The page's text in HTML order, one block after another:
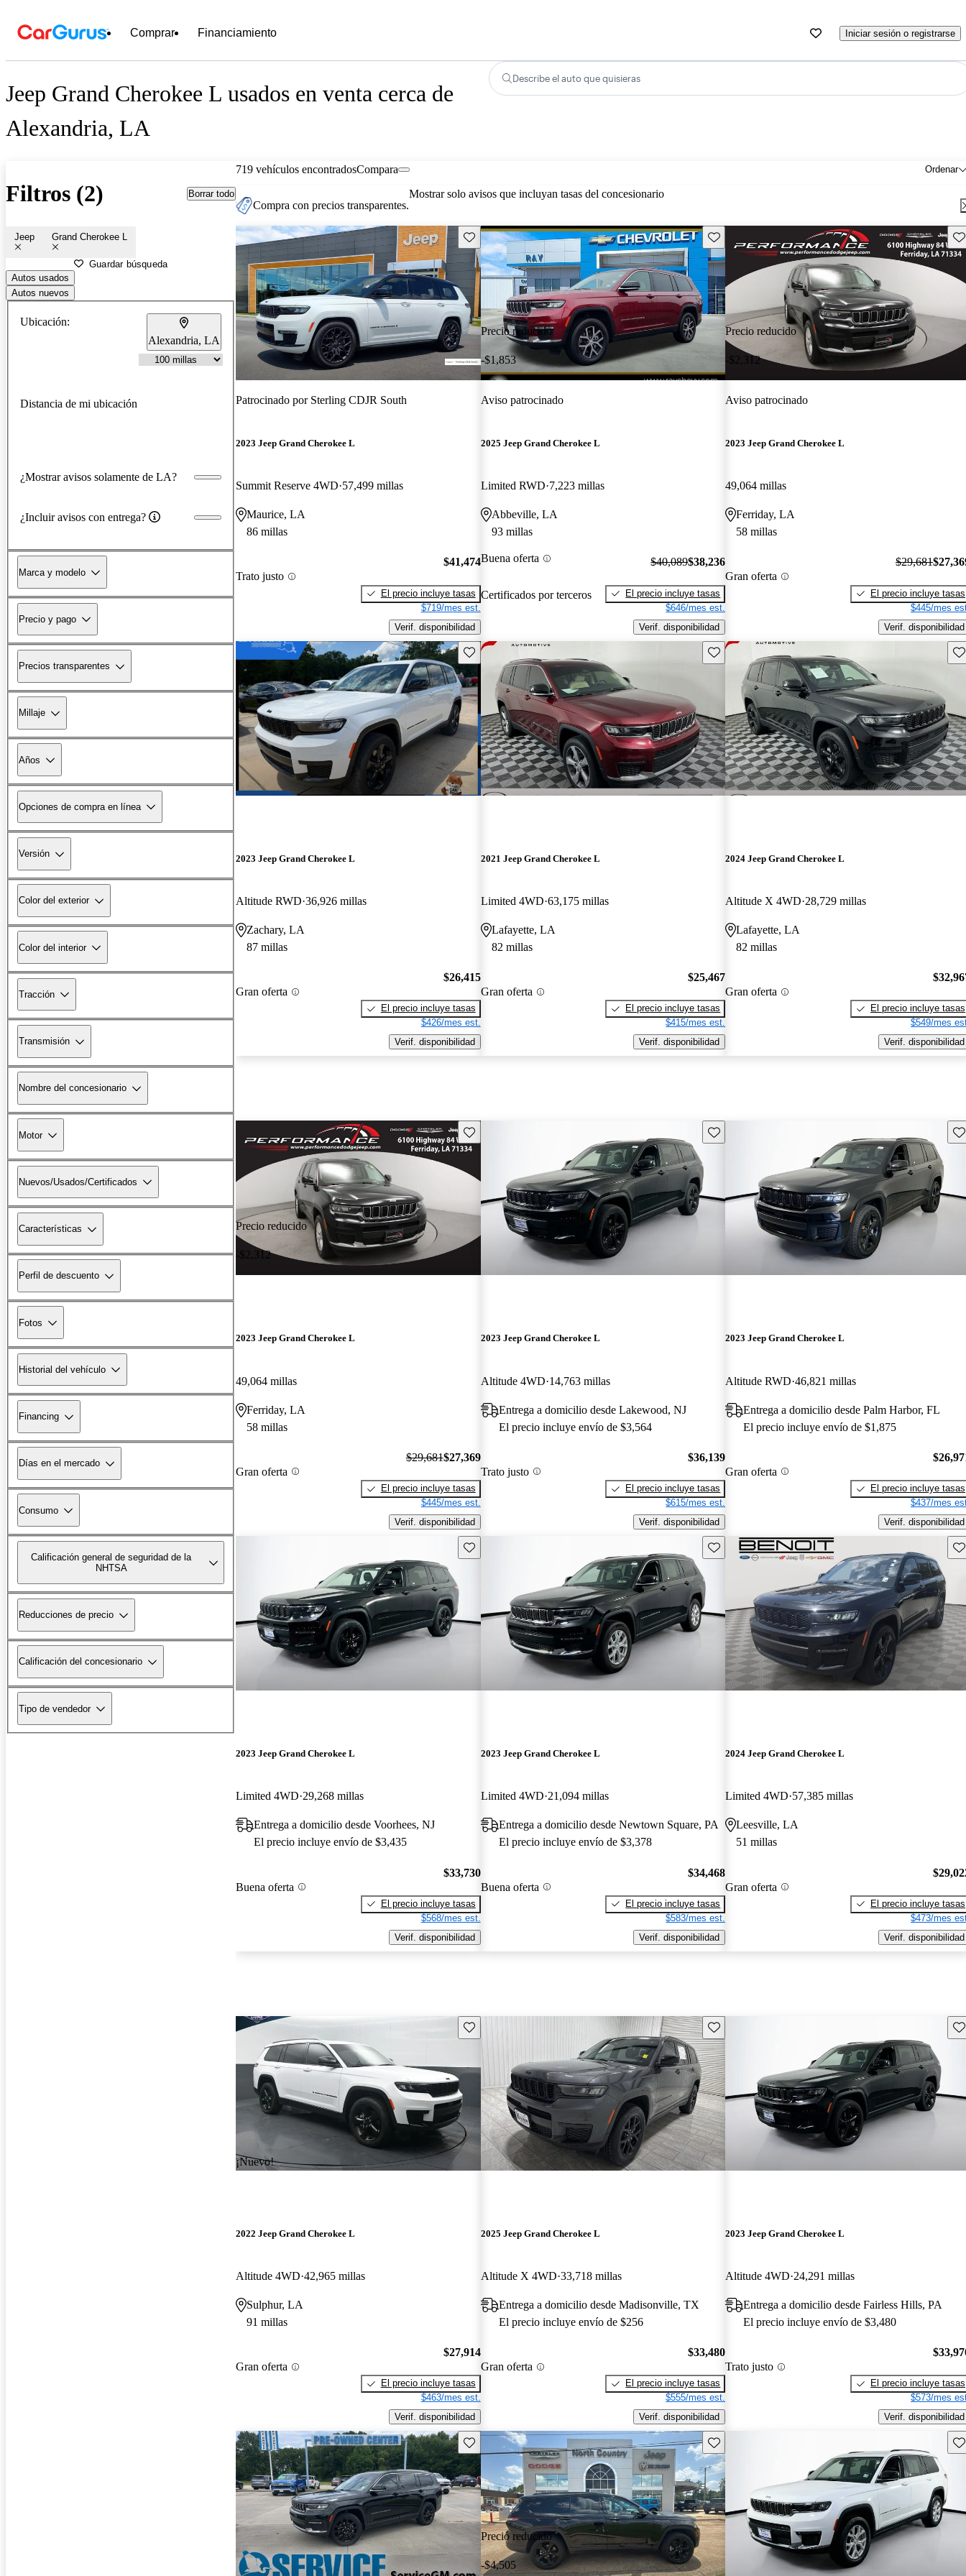
Comprar Financiamiento Iniciar sesión o registrarse
Jeep Grand Cherokee L usados en venta cerca de
Alexandria, LA
Describe el auto que quisieras
Filtros (2) Borrar todo
Jeep Grand Cherokee L
Guardar búsqueda
Autos usados
Autos nuevos
Ubicación:
Alexandria, LA
Distancia de mi ubicación
¿Mostrar avisos solamente de LA?
¿Incluir avisos con entrega?
Marca y modelo
Precio y pago
Precios transparentes
Millaje
Años
Opciones de compra en línea
Versión
Color del exterior
Color del interior
Tracción
Transmisión
Nombre del concesionario
Motor
Nuevos/Usados/Certificados
Características
Perfil de descuento
Fotos
Historial del vehículo
Financing
Días en el mercado
Consumo
Calificación general de seguridad de la
NHTSA
Reducciones de precio
Calificación del concesionario
Tipo de vendedor
719 vehículos encontrados Ordenar
Compara
Compra con precios transparentes.
Mostrar solo avisos que incluyan tasas del concesionario
Guarda este Aviso
Patrocinado por Sterling CDJR South
2023 Jeep Grand Cherokee L
Summit Reserve 4WD 57,499 millas
Maurice, LA
86 millas
Trato justo
$41,474
El precio incluye tasas
$719/mes est.
Verif. disponibilidad
Precio reducido
-$1,853
Guarda este Aviso
Aviso patrocinado
2025 Jeep Grand Cherokee L
Limited RWD 7,223 millas
Abbeville, LA
93 millas
Buena oferta
Certificados por terceros
$40,089$38,236
El precio incluye tasas
$646/mes est.
Verif. disponibilidad
Precio reducido
-$2,312
Aviso patrocinado
2023 Jeep Grand Cherokee L
49,064 millas
Ferriday, LA
58 millas
Gran oferta
$29,681
El precio incluye tasas
$445/mes
Verif. disponibilidad
Guarda este Aviso
2023 Jeep Grand Cherokee L
Altitude RWD 36,926 millas
Zachary, LA
87 millas
Gran oferta
$26,415
El precio incluye tasas
$426/mes est.
Verif. disponibilidad
Guarda este Aviso
2021 Jeep Grand Cherokee L
Limited 4WD 63,175 millas
Lafayette, LA
82 millas
Gran oferta
$25,467
El precio incluye tasas
$415/mes est.
Verif. disponibilidad
2024 Jeep Grand Cherokee L
Altitude X 4WD 28,729 millas
Lafayette, LA
82 millas
Gran oferta
El precio incluye tasas
$549/mes
Verif. disponibilidad
Precio reducido
-$2,312
Guarda este Aviso
2023 Jeep Grand Cherokee L
49,064 millas
Ferriday, LA
58 millas
Gran oferta
$29,681$27,369
El precio incluye tasas
$445/mes est.
Verif. disponibilidad
Guarda este Aviso
2023 Jeep Grand Cherokee L
Altitude 4WD 14,763 millas
Entrega a domicilio desde Lakewood, NJ
El precio incluye envío de $3,564
Trato justo
$36,139
El precio incluye tasas
$615/mes est.
Verif. disponibilidad
2023 Jeep Grand Cherokee L
Altitude RWD 46,821 millas
Entrega a domicilio desde Palm Harbor, FL
El precio incluye envío de $1,875
Gran oferta
El precio incluye tasas
$437/mes
Verif. disponibilidad
Guarda este Aviso
2023 Jeep Grand Cherokee L
Limited 4WD 29,268 millas
Entrega a domicilio desde Voorhees, NJ
El precio incluye envío de $3,435
Buena oferta
$33,730
El precio incluye tasas
$568/mes est.
Verif. disponibilidad
Guarda este Aviso
2023 Jeep Grand Cherokee L
Limited 4WD 21,094 millas
Entrega a domicilio desde Newtown Square, PA
El precio incluye envío de $3,378
Buena oferta
$34,468
El precio incluye tasas
$583/mes est.
Verif. disponibilidad
2024 Jeep Grand Cherokee L
Limited 4WD 57,385 millas
Leesville, LA
51 millas
Gran oferta
El precio incluye tasas
$473/mes
Verif. disponibilidad
¡Nuevo!
Guarda este Aviso
2022 Jeep Grand Cherokee L
Altitude 4WD 42,965 millas
Sulphur, LA
91 millas
Gran oferta
$27,914
El precio incluye tasas
$463/mes est.
Verif. disponibilidad
Guarda este Aviso
2025 Jeep Grand Cherokee L
Altitude X 4WD 33,718 millas
Entrega a domicilio desde Madisonville, TX
El precio incluye envío de $256
Gran oferta
$33,480
El precio incluye tasas
$555/mes est.
Verif. disponibilidad
2023 Jeep Grand Cherokee L
Altitude 4WD 24,291 millas
Entrega a domicilio desde Fairless Hills, PA
El precio incluye envío de $3,480
Trato justo
El precio incluye tasas
$573/mes
Verif. disponibilidad
Guarda este Aviso
Precio reducido
-$4,505
Guarda este Aviso